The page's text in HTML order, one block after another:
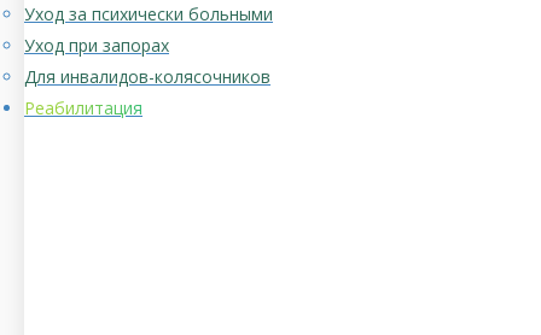
Уход за психически больными
Уход при запорах
Для инвалидов-колясочников
Реабилитация